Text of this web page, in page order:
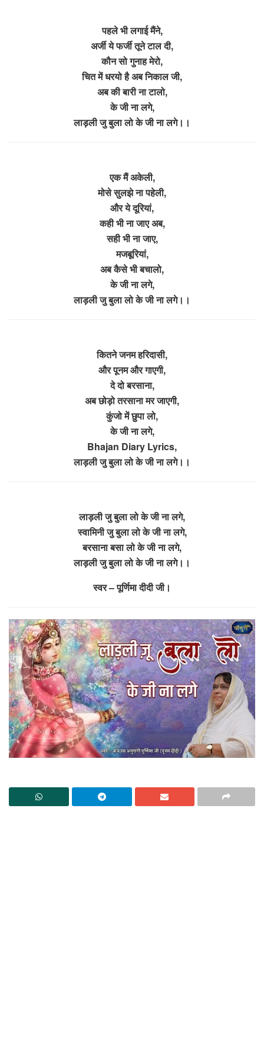
पहले भी लगाई मैंने,
अर्जी ये फर्जी तूने टाल दी,
कौन सो गुनाह मेरो,
चित में धरयो है अब निकाल जी,
अब की बारी ना टालो,
के जी ना लगे,
लाड़ली जु बुला लो के जी ना लगे।।
एक मैं अकेली,
मोसे सुलझे ना पहेली,
और ये दूरियां,
कही भी ना जाए अब,
सही भी ना जाए,
मजबूरियां,
अब कैसे भी बचालो,
के जी ना लगे,
लाड़ली जु बुला लो के जी ना लगे।।
कितने जनम हरिदासी,
और पूनम और गाएगी,
दे दो बरसाना,
अब छोड़ो तरसाना मर जाएगी,
कुंजो में छुपा लो,
के जी ना लगे,
Bhajan Diary Lyrics,
लाड़ली जु बुला लो के जी ना लगे।।
लाड़ली जु बुला लो के जी ना लगे,
स्वामिनी जु बुला लो के जी ना लगे,
बरसाना बसा लो के जी ना लगे,
लाड़ली जु बुला लो के जी ना लगे।।
स्वर – पूर्णिमा दीदी जी।